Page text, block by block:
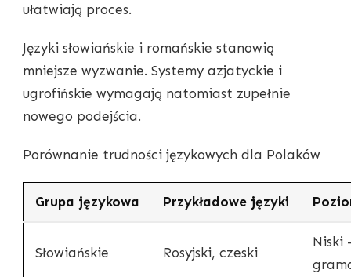
ułatwiają proces.
Języki słowiańskie i romańskie stanowią
mniejsze wyzwanie. Systemy azjatyckie i
ugrofińskie wymagają natomiast zupełnie
nowego podejścia.
Porównanie trudności językowych dla Polaków
Grupa językowa Przykładowe języki
Słowiańskie Rosyjski, czeski
Niski